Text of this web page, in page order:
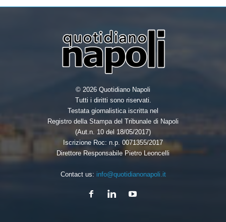
© 2026 Quotidiano Napoli
Tutti i diritti sono riservati.
Testata giornalistica iscritta nel
Registro della Stampa del Tribunale di Napoli
(Aut.n. 10 del 18/05/2017)
Iscrizione Roc: n.p. 0071355/2017
Direttore Responsabile Pietro Leoncelli
Contact us: info@quotidianonapoli.it